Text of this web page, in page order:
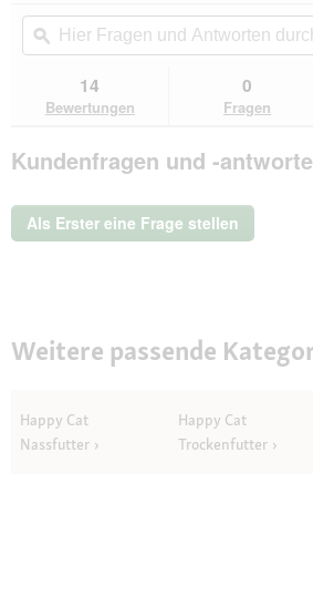
5
lesen
HAPPY
Trockenfutter
Katze
Sterilised,
Voralpen-
Rind
du
Hier
Fragen
und
Antworten
durchsuchen
ϙ
14
Bewertungen
0
Fragen
Kundenfragen und -
Als Erster eine Frage stellen
Weitere passende
Happy Cat
Nassfutter
Happy Cat
Trockenfutter